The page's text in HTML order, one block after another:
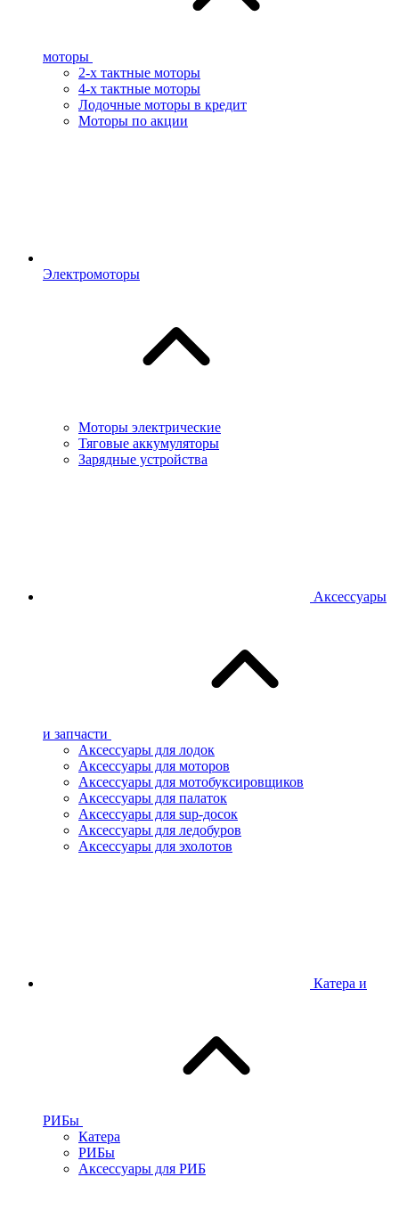
моторы
2-х тактные моторы
4-х тактные моторы
Лодочные моторы в кредит
Моторы по акции
Электромоторы
Моторы электрические
Тяговые аккумуляторы
Зарядные устройства
Аксессуары
и запчасти
Аксессуары для лодок
Аксессуары для моторов
Аксессуары для мотобуксировщиков
Аксессуары для палаток
Аксессуары для sup-досок
Аксессуары для ледобуров
Аксессуары для эхолотов
Катера и
РИБы
Катера
РИБы
Аксессуары для РИБ